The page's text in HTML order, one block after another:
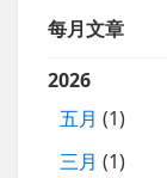
每月文章
2026
五月 (1)
三月 (1)